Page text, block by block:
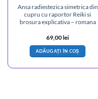
Ansa radiestezica simetrica din
cupru cu raportor Reiki si
brosura explicativa – romana
69,00lei
ADĂUGAȚI ÎN COȘ